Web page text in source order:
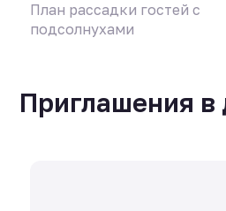
План рассадки гостей с
подсолнухами
Приглашения в